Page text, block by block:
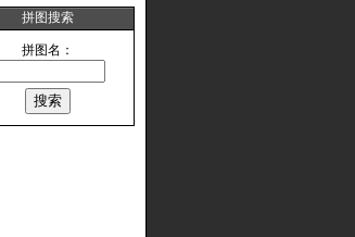
拼图搜索
拼图名：